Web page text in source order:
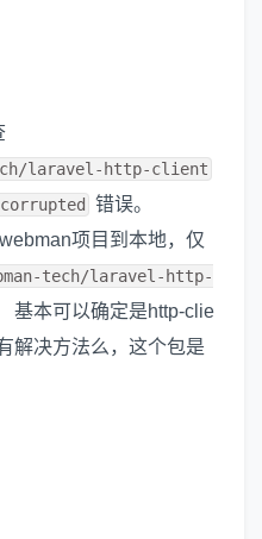
laravel-http-client
corrupted
错误。
项目到本地，仅
tech/laravel-http-
基本可以确定是http-clie
解决方法么，这个包是